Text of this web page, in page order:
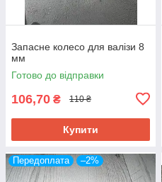
Запасне колесо для валізи 8
мм
Готово до відправки
106,70 ₴ 110 ₴
Купити
Передоплата –2%